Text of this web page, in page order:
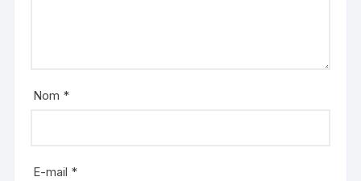
Nom *
E-mail *